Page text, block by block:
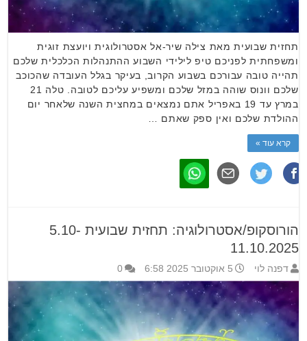
תחזית שבועית מאת צילה שיר-אל אסטרולוגית ויועצת זוגית
ומשפחתית לפניכם טיפ לילידי השבוע ההתנהלות הכלכלית שלכם
תהייה טובה עבורכם בשבוע הקרוב, בעיקר בגלל העובדה שהכוכב
שלכם וונוס שוהה במזל שלכם ומשפיע עליכם לטובה. טלה 21
במרץ עד 19 באפריל אתם נמצאים במחצית השנה שלאחר יום
ההולדת שלכם ואין ספק שאתם …
קרא עוד »
הורוסקופ/אסטרולוגיה: תחזית שבועית 5.10-
11.10.2025
דפנה לוי 5 אוקטובר 2025 6:58 0